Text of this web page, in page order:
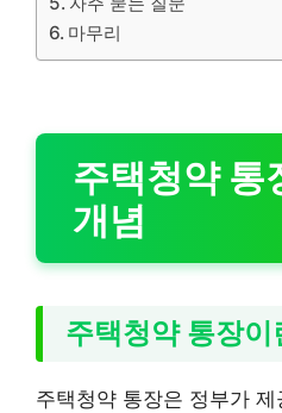
마무리
주택청약 통
개념
주택청약 통장
주택청약 통장은 정부가